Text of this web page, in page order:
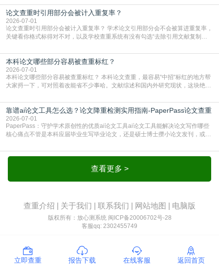
真的太亏。提前做AIGC检测，已经成了很多过来人交稿前必做的一步。为什么
AIGC检测成了论文答辩投稿前的必备项？可能还有不少人觉得，我就用AI搭了个
框架，内容都是自己写的，至于做AIG
论文查重时引用部分会被计入重复率？
2026-07-01
论文查重时引用部分会被计入重复率？ 学术论文引用部分会不会被算进重复率，
关键看你格式标得对不对，以及学校查重系统有没有勾选“去除引用文献复制
独占一行，每条文献用[1][2]方括号编号、与正文一一对应，著录项符合GB/T
7714（作者、题名、刊名、年、卷期、页码齐全，标点用半角）；查重系统识别
成功后通常把这段标为引用，
本科论文哪些部分容易被查重标红？
2026-07-01
本科论文哪些部分容易被查重标红？ 本科论文查重，最容易“中招“标红的地方帮
大家捋一下，可对照着改能省不少事哈。文献综述和国内外研究现状，这块绝对
乎一模一样的话，你要是直接复制百度百科、教材或别人写好的综述段落，系统
一抓一个准，整段飘红。研究背景、意义和方法描述也是不可避免，比如“本文采
用问卷调查法““运用SPSS软件进行数据分
靠谱ai论文工具怎么选？论文降重检测实用指南-PaperPass论文查重
2026-07-01
PaperPass：守护学术原创性的优质ai论文工具ai论文工具能解决论文写作哪些
核心痛点不管是本科应届毕业生写毕业论文，还是硕士博士攒小论文发刊，或是
自己逐句读逐句改，熬好几个大夜不说，还经常改不到点上，交上去才发现重复
率超标，再返工太折腾。现在有了成熟的ai论文工具，这些痛点基本都能高效解
决。靠谱的ai论文工具，不止能帮你梳查看更多 >
查重介绍 关于我们 联系我们 网站地图 电脑版
版权所有：放心测系统 闽ICP备20006702号-28
客服qq: 2302455749
立即查重 报告下载 在线客服 返回首页